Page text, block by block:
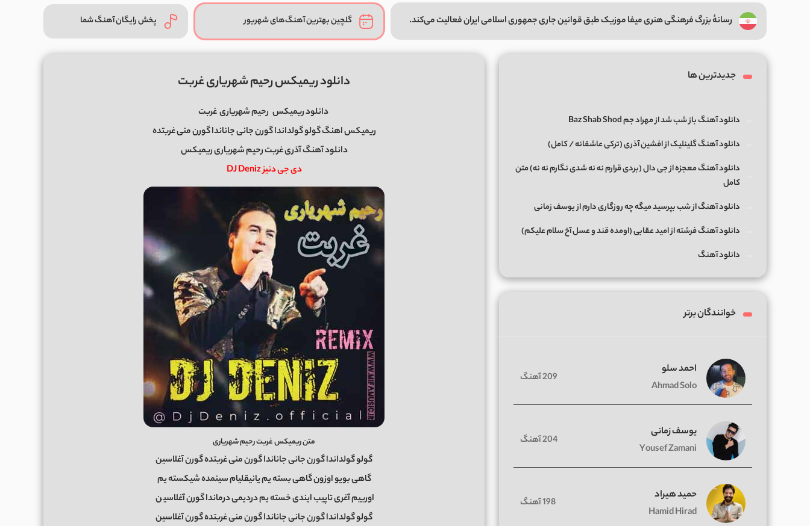
رسانهٔ بزرگ فرهنگی هنری میفا موزیک طبق قوانین جاری جمهوری اسلامی ایران فعالیت می‌کند. گلچین بهترین آهنگ‌های شهریور پخش رایگان آهنگ شما
دانلود ریمیکس رحیم شهریاری غربت
دانلود ریمیکس رحیم شهریاریغربت
ریمیکس اهنگ گولو گولداندا گورن جانی جاناندا گورن منی غربتده
دانلود آهنگ آذری غربت رحیم شهریاری ریمیکس
دی جی دنیز DJ Deniz
متن ریمیکس غربت رحیم شهریاری
گولو گولداندا گورن جانی جاناندا گورن منی غربتده گورن آغلاسین
گاهی بویو اوزون گاهی بسته یم یانیقلیام سینمده شیکسته یم
اورییم آغری تاپیب ایندی خسته یم دردیمی درماندا گورن آغلاسین
گولو گولداندا گورن جانی جاناندا گورن منی غربتده گورن آغلاسین
جدیدترین ها
دانلود آهنگ باز شب شد از مهراد جم Baz Shab Shod
دانلود آهنگ گلینلیک از افشین آذری (ترکی عاشقانه / کامل)
دانلود آهنگ معجزه از جی دال (بردی قرارم نه نه شدی نگارم نه نه) متن
کامل
دانلود آهنگ از شب بپرسید میگه چه روزگاری دارم از یوسف زمانی
دانلود آهنگ فرشته از امید عقابی (اومده قند و عسل آخ سلام علیکم)
دانلود آهنگ
خوانندگان برتر
احمد سلو
Ahmad Solo
209 آهنگ
یوسف زمانی
Yousef Zamani
204 آهنگ
حمید هیراد
Hamid Hirad
198 آهنگ